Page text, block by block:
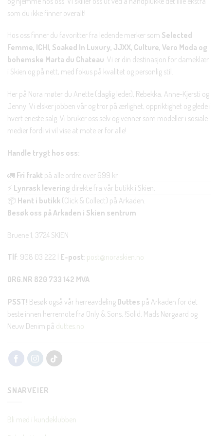
som du ikke finner overalt!
Hos oss finner du favoritter fra ledende merker som Selected
Femme, ICHI, Soaked In Luxury, JJXX, Culture, Vero Moda og
bohemske Marta du Chateau. Vi er din destinasjon for dameklær
i Skien og på nett, med fokus på kvalitet og personlig stil.
Her på Nora møter du Anette (daglig leder), Rebekka, Anne-Kjersti og
Jenny. Vi elsker jobben vår og tror på ærlighet, oppriktighet og glede i
hvert eneste salg. Vi bruker oss selv og venner som modeller i sosiale
medier fordi vi vil vise at mote er for alle!
Handle trygt hos oss:
🚛 Fri frakt på alle ordre over 699 kr.
⚡ Lynrask levering direkte fra vår butikk i Skien.
📦 Hent i butikk (Click & Collect) på Arkaden.
Besøk oss på Arkaden i Skien sentrum
Bruene 1, 3724 SKIEN
Tlf: 908 03 222 | E-post: post@noraskien.no
ORG.NR 820 733 142 MVA
PSST! Besøk også vår herreavdeling Duttes på Arkaden for det
beste innen herremote fra Only & Sons, !Solid, Mads Nørgaard og
Neuw Denim på duttes.no
SNARVEIER
Bli med i kundeklubben